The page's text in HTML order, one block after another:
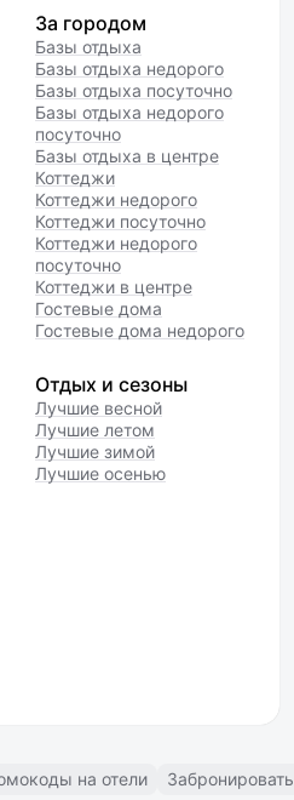
За городом
Базы отдыха
Базы отдыха недорого
Базы отдыха посуточно
Базы отдыха недорого
посуточно
Базы отдыха в центре
Коттеджи
Коттеджи недорого
Коттеджи посуточно
Коттеджи недорого
посуточно
Коттеджи в центре
Гостевые дома
Гостевые дома недорого
Отдых и сезоны
Лучшие весной
Лучшие летом
Лучшие зимой
Лучшие осенью
на отели